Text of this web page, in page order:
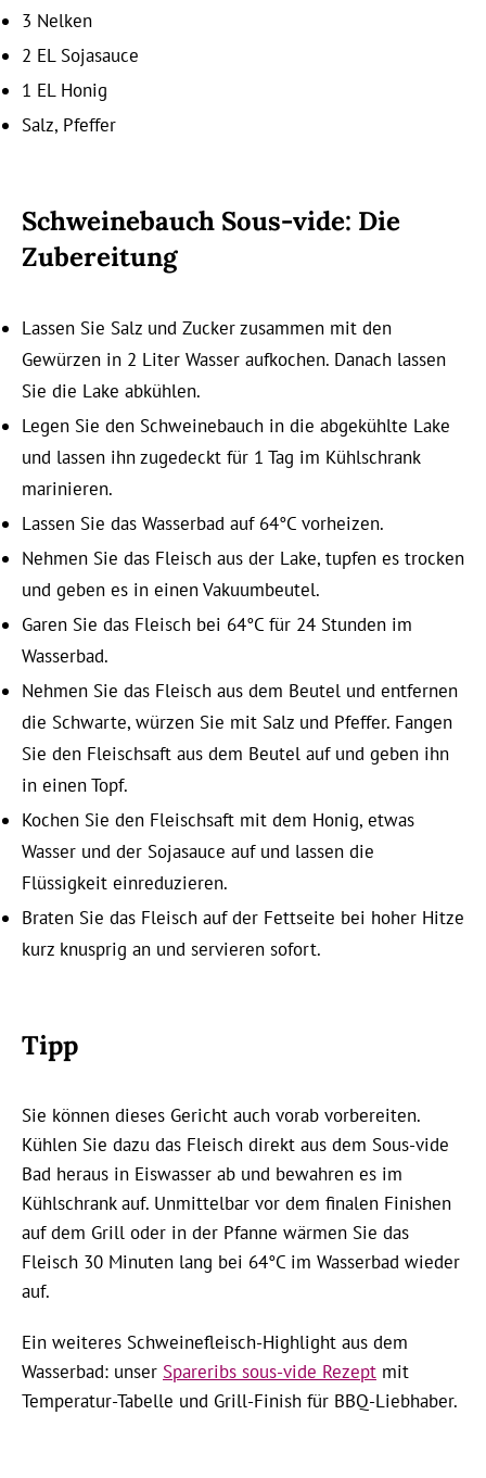
3 Nelken
2 EL Sojasauce
1 EL Honig
Salz, Pfeffer
Schweinebauch Sous-vide: Die
Zubereitung
Lassen Sie Salz und Zucker zusammen mit den
Gewürzen in 2 Liter Wasser aufkochen. Danach lassen
Sie die Lake abkühlen.
Legen Sie den Schweinebauch in die abgekühlte Lake
und lassen ihn zugedeckt für 1 Tag im Kühlschrank
marinieren.
Lassen Sie das Wasserbad auf 64°C vorheizen.
Nehmen Sie das Fleisch aus der Lake, tupfen es trocken
und geben es in einen Vakuumbeutel.
Garen Sie das Fleisch bei 64°C für 24 Stunden im
Wasserbad.
Nehmen Sie das Fleisch aus dem Beutel und entfernen
die Schwarte, würzen Sie mit Salz und Pfeffer. Fangen
Sie den Fleischsaft aus dem Beutel auf und geben ihn
in einen Topf.
Kochen Sie den Fleischsaft mit dem Honig, etwas
Wasser und der Sojasauce auf und lassen die
Flüssigkeit einreduzieren.
Braten Sie das Fleisch auf der Fettseite bei hoher Hitze
kurz knusprig an und servieren sofort.
Tipp
Sie können dieses Gericht auch vorab vorbereiten.
Kühlen Sie dazu das Fleisch direkt aus dem Sous-vide
Bad heraus in Eiswasser ab und bewahren es im
Kühlschrank auf. Unmittelbar vor dem finalen Finishen
auf dem Grill oder in der Pfanne wärmen Sie das
Fleisch 30 Minuten lang bei 64°C im Wasserbad wieder
auf.
Ein weiteres Schweinefleisch-Highlight aus dem
Wasserbad: unser Spareribs sous-vide Rezept mit
Temperatur-Tabelle und Grill-Finish für BBQ-Liebhaber.